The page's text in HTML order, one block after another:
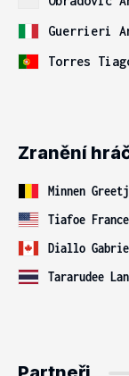
Guerrieri
Torres
Zranění
Minnen
Tiafoe
Diallo
Tararudee